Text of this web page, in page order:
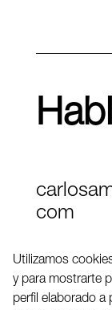
com
Twitter
Utilizamos
y para mostrarte
perfil elaborado a